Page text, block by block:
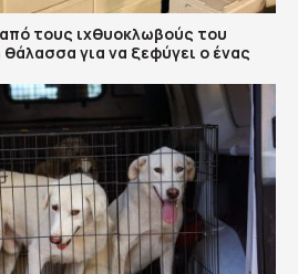
τους ιχθυοκλωβούς του
για να ξεφύγει ο ένας